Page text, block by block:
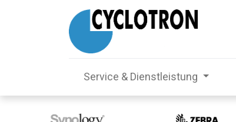
Service & Dienstleistung